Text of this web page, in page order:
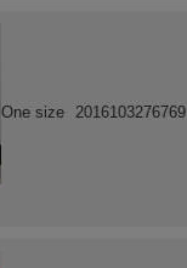
One size 2016103276769